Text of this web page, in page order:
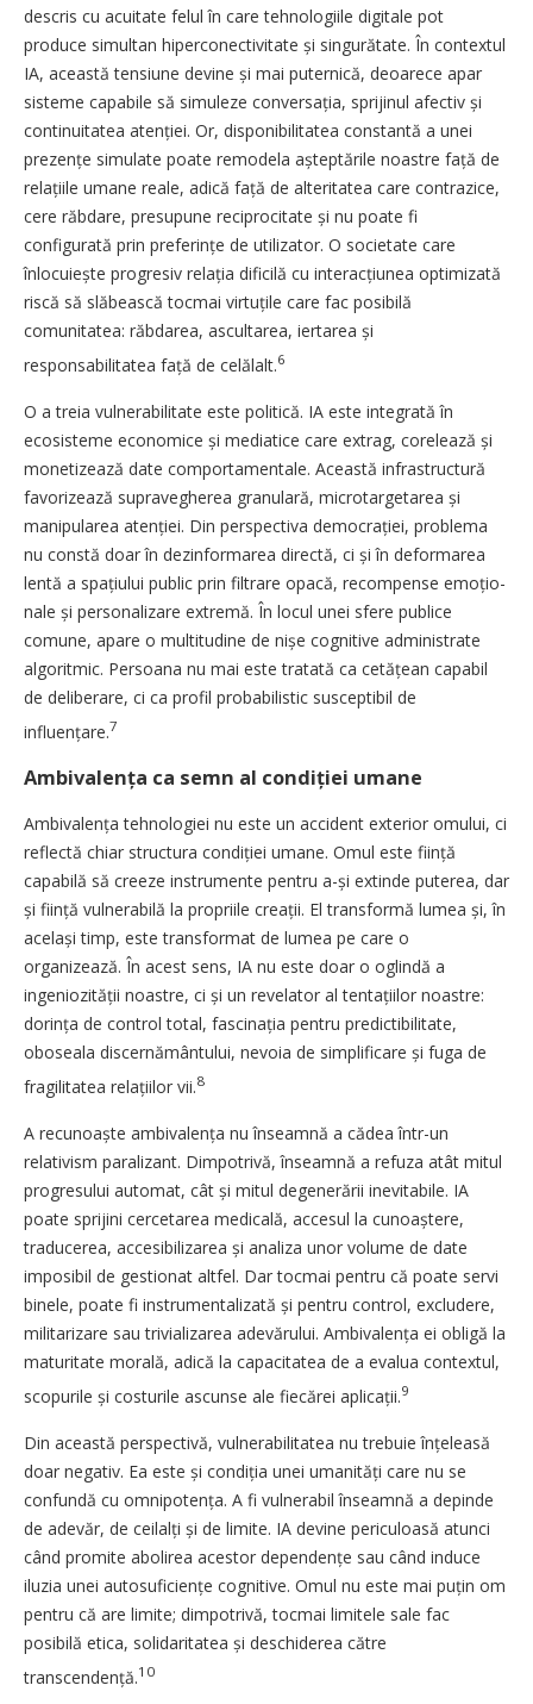
descris cu acuitate felul în care tehnologiile digitale pot
produce simultan hiperconectivitate și singurătate. În contextul
IA, această tensiune devine și mai puternică, deoarece apar
sisteme capabile să simuleze conver­sația, sprijinul afectiv și
continuitatea atenției. Or, disponibilitatea constantă a unei
prezențe simulate poate remodela așteptările noastre față de
relațiile umane reale, adică față de alteritatea care contrazice,
cere răbdare, presupune reciprocitate și nu poate fi
configurată prin preferințe de utilizator. O societate care
înlocuiește progresiv relația dificilă cu interacțiunea optimizată
riscă să slăbească tocmai virtuțile care fac posibilă
comunitatea: răbdarea, ascultarea, iertarea și
responsabilitatea față de celălalt.6
O a treia vulnerabilitate este politică. IA este integrată în
ecosisteme economice și mediatice care extrag, corelează și
monetizează date comportamentale. Această infrastructură
favorizează supravegherea granulară, microtargetarea și
manipularea atenției. Din perspectiva demo­crației, problema
nu constă doar în dezinformarea directă, ci și în deformarea
lentă a spațiului public prin filtrare opacă, recompense emo­țio­
nale și personalizare extremă. În locul unei sfere publice
comune, apare o multitudine de nișe cognitive administrate
algoritmic. Persoana nu mai este tratată ca cetățean capabil
de deliberare, ci ca profil probabilistic susceptibil de
influențare.7
Ambivalența ca semn al condiției umane
Ambivalența tehnologiei nu este un accident exterior omului, ci
reflectă chiar structura condiției umane. Omul este ființă
capabilă să creeze instrumente pentru a-și extinde puterea, dar
și ființă vulnerabilă la propriile creații. El transformă lumea și, în
același timp, este transformat de lumea pe care o
organizează. În acest sens, IA nu este doar o oglindă a
ingeniozității noastre, ci și un revelator al tentațiilor noastre:
dorința de control total, fascinația pentru predictibilitate,
oboseala discernământului, nevoia de simplificare și fuga de
fragilitatea relațiilor vii.8
A recunoaște ambivalența nu înseamnă a cădea într-un
relativism paralizant. Dimpotrivă, înseamnă a refuza atât mitul
progresului automat, cât și mitul degenerării inevitabile. IA
poate sprijini cercetarea medicală, accesul la cunoaștere,
traducerea, accesibilizarea și analiza unor volume de date
imposibil de gestionat altfel. Dar tocmai pentru că poate servi
binele, poate fi instrumentalizată și pentru control, excludere,
militarizare sau trivializarea adevărului. Ambivalența ei obligă la
maturitate morală, adică la capacitatea de a evalua contextul,
scopurile și costurile ascunse ale fiecărei aplicații.9
Din această perspectivă, vulnerabilitatea nu trebuie înțeleasă
doar negativ. Ea este și condiția unei uma­nități care nu se
confundă cu omnipotența. A fi vulnerabil înseamnă a depinde
de adevăr, de ceilalți și de limite. IA devine periculoasă atunci
când promite abolirea acestor dependențe sau când induce
iluzia unei autosuficiențe cognitive. Omul nu este mai puțin om
pentru că are limite; dimpotrivă, tocmai limitele sale fac
posibilă etica, solidaritatea și deschiderea către
transcendență.10